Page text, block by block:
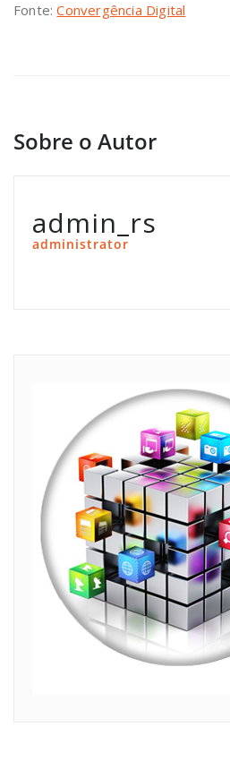
Fonte:Convergência Digital
Sobre o Autor
admin_rs
administrator